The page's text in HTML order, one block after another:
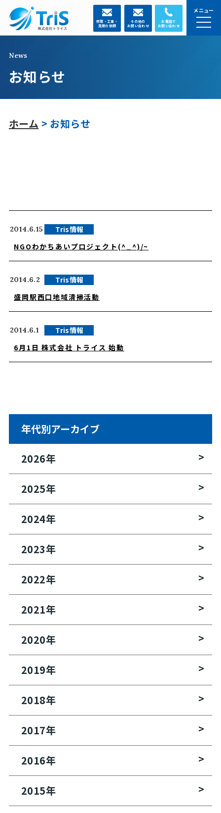
修理・工事・
見積の依頼
その他の
お問い合わせ
お電話で
お問い合わせ
メニュー
News
お知らせ
ホーム > お知らせ
2014.6.15
Tris情報
NGOわかちあいプロジェクト(^_^)/~
2014.6.2
Tris情報
盛岡駅西口地域清掃活動
2014.6.1
Tris情報
6月1日 株式会社 トライス 始動
年代別アーカイブ
2026年
2025年
2024年
2023年
2022年
2021年
2020年
2019年
2018年
2017年
2016年
2015年